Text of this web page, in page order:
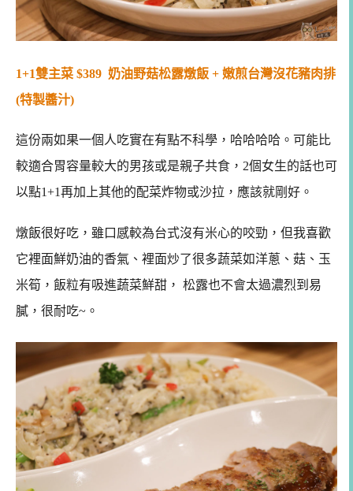
1+1雙主菜 $389 奶油野菇松露燉飯 + 嫩煎台灣沒花豬肉排
(特製醬汁)
這份兩如果一個人吃實在有點不科學，哈哈哈哈。可能比
較適合胃容量較大的男孩或是親子共食，2個女生的話也可
以點1+1再加上其他的配菜炸物或沙拉，應該就剛好。
燉飯很好吃，雖口感較為台式沒有米心的咬勁，但我喜歡
它裡面鮮奶油的香氣、裡面炒了很多蔬菜如洋蔥、菇、玉
米筍，飯粒有吸進蔬菜鮮甜， 松露也不會太過濃烈到易
膩，很耐吃~。